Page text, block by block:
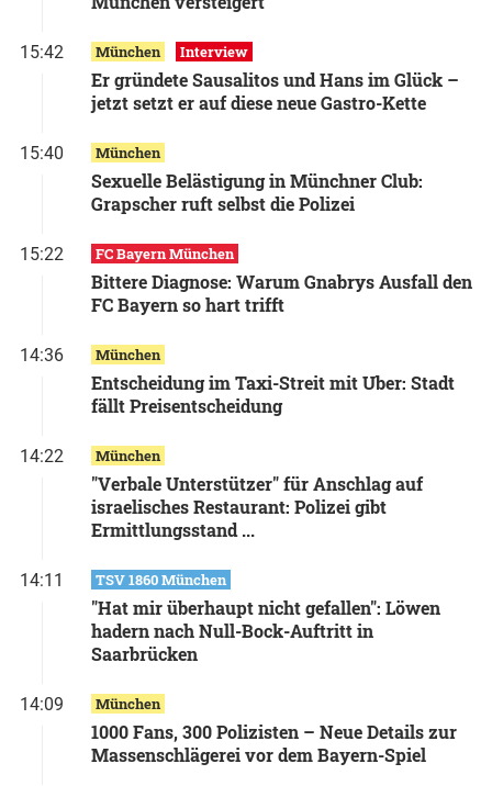
15:42 München Interview
Er gründete Sausalitos und Hans im Glück –
jetzt setzt er auf diese neue Gastro-Kette
15:40 München
Sexuelle Belästigung in Münchner Club:
Grapscher ruft selbst die Polizei
15:22 FC Bayern München
Bittere Diagnose: Warum Gnabrys Ausfall den
FC Bayern so hart trifft
14:36 München
Entscheidung im Taxi-Streit mit Uber: Stadt
fällt Preisentscheidung
14:22 München
"Verbale Unterstützer" für Anschlag auf
israelisches Restaurant: Polizei gibt
Ermittlungsstand ...
14:11 TSV 1860 München
"Hat mir überhaupt nicht gefallen": Löwen
hadern nach Null-Bock-Auftritt in
Saarbrücken
14:09 München
1000 Fans, 300 Polizisten – Neue Details zur
Massenschlägerei vor dem Bayern-Spiel